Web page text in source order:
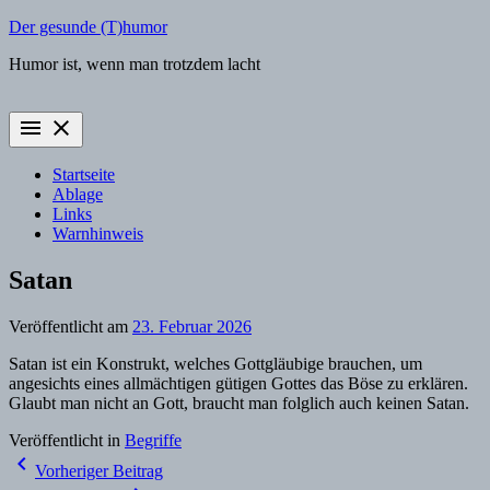
Zum
springen
Der gesunde (T)humor
Humor ist, wenn man trotzdem lacht
menu close
Startseite
Ablage
Links
Warnhinweis
Satan
Veröffentlicht am 23. Februar 2026
Satan ist ein Konstrukt, welches Gottgläubige brauchen, um
angesichts eines allmächtigen gütigen Gottes das Böse zu erklären.
Glaubt man nicht an Gott, braucht man folglich auch keinen Satan.
Veröffentlicht in Begriffe
Beitragsnavigation
navigate_before Vorheriger Beitrag